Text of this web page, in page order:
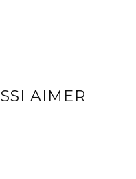
AIMER